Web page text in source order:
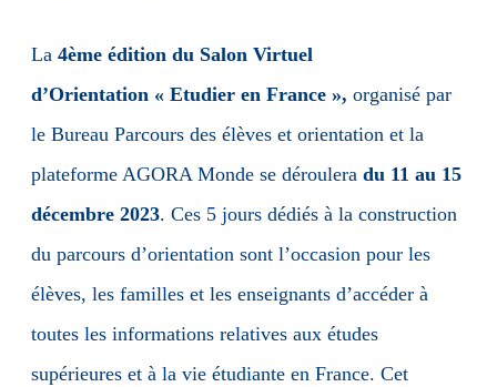
La 4ème édition du Salon Virtuel
d’Orientation « Etudier en France », organisé par
le Bureau Parcours des élèves et orientation et la
plateforme AGORA Monde se déroulera du 11 au 15
décembre 2023. Ces 5 jours dédiés à la construction
du parcours d’orientation sont l’occasion pour les
élèves, les familles et les enseignants d’accéder à
toutes les informations relatives aux études
supérieures et à la vie étudiante en France. Cet